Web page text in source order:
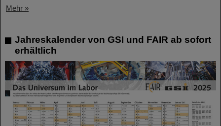
Mehr »
Jahreskalender von GSI und FAIR ab sofort
erhältlich